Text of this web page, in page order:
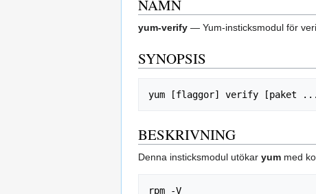
NAMN
yum-verify — Yum-insticksmodul för
SYNOPSIS
BESKRIVNING
Denna insticksmodul utökar yum med